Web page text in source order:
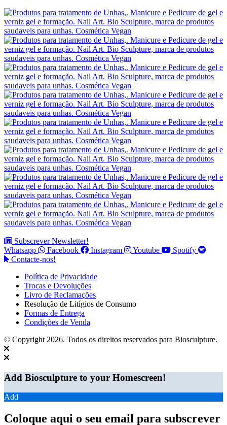
Subscrever Newsletter!
Whatsapp
Facebook Instagram Youtube
Spotify
Contacte-nos!
Política de Privacidade
Trocas e Devoluções
Livro de Reclamações
Resolução de Litígios de Consumo
Formas de Entrega
Condições de Venda
© Copyright 2026. Todos os direitos reservados para Biosculpture.
Add Biosculpture to your Homescreen!
Add
Coloque aqui o seu email para subscrever